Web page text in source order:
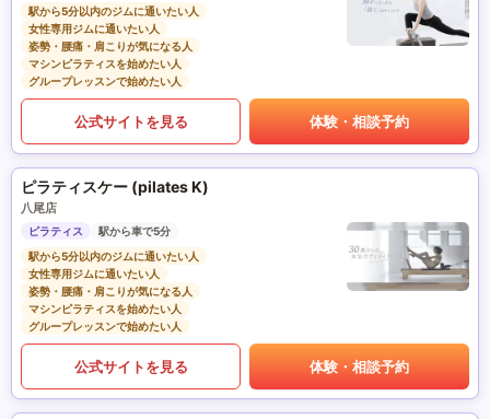
駅から5分以内のジムに通いたい人
女性専用ジムに通いたい人
姿勢・腰痛・肩こりが気になる人
マシンピラティスを始めたい人
グループレッスンで始めたい人
公式サイトを見る 体験・相談予約
ピラティスケー (pilates K)
八尾店
ピラティス
駅から車で5分
駅から5分以内のジムに通いたい人
女性専用ジムに通いたい人
姿勢・腰痛・肩こりが気になる人
マシンピラティスを始めたい人
グループレッスンで始めたい人
公式サイトを見る 体験・相談予約